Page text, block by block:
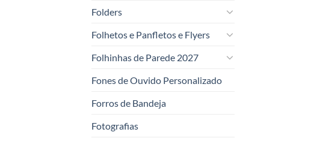
Folders
Folhetos e Panfletos e Flyers
Folhinhas de Parede 2027
Fones de Ouvido Personalizado
Forros de Bandeja
Fotografias